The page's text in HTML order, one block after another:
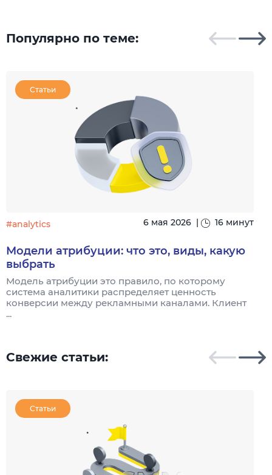
Популярно по теме:
Статьи
#analytics 6 мая 2026 | 16 минут
Модели атрибуции: что это, виды, какую
выбрать
Модель атрибуции это правило, по которому
система аналитики распределяет ценность
конверсии между рекламными каналами. Клиент
...
Свежие статьи:
Статьи